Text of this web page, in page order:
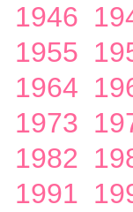
1946
1955
1964
1973
1982
1991